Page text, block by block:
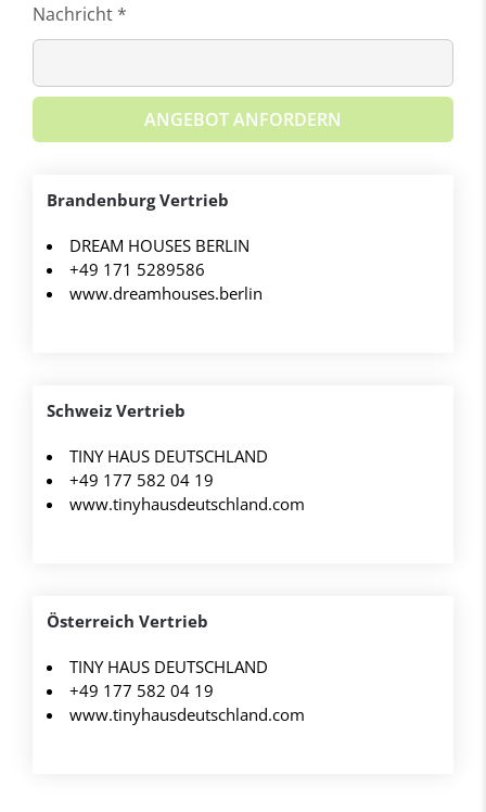
Nachricht *
ANGEBOT ANFORDERN
Brandenburg Vertrieb
DREAM HOUSES BERLIN
+49 171 5289586
www.dreamhouses.berlin
Schweiz Vertrieb
TINY HAUS DEUTSCHLAND
+49 177 582 04 19
www.tinyhausdeutschland.com
Österreich Vertrieb
TINY HAUS DEUTSCHLAND
+49 177 582 04 19
www.tinyhausdeutschland.com